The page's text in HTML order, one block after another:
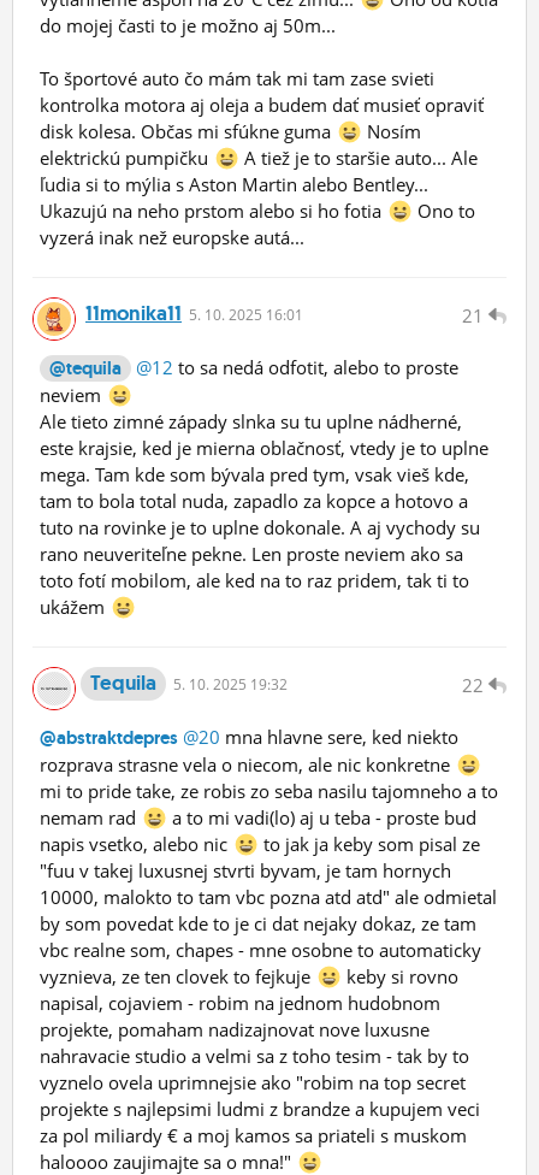
do mojej časti to je možno aj 50m...
To športové auto čo mám tak mi tam zase svieti
kontrolka motora aj oleja a budem dať musieť opraviť
disk kolesa. Občas mi sfúkne guma
Nosím
elektrickú pumpičku
A tiež je to staršie auto... Ale
ľudia si to mýlia s Aston Martin alebo Bentley...
Ukazujú na neho prstom alebo si ho fotia
Ono to
vyzerá inak než europske autá...
21
11monika11 5. 10. 2025 16:01
@tequila @12 to sa nedá odfotit, alebo to proste
neviem
Ale tieto zimné západy slnka su tu uplne nádherné,
este krajsie, ked je mierna oblačnosť, vtedy je to uplne
mega. Tam kde som bývala pred tym, vsak vieš kde,
tam to bola total nuda, zapadlo za kopce a hotovo a
tuto na rovinke je to uplne dokonale. A aj vychody su
rano neuveriteľne pekne. Len proste neviem ako sa
toto fotí mobilom, ale ked na to raz pridem, tak ti to
ukážem
22
Tequila 5. 10. 2025 19:32
@abstraktdepres @20 mna hlavne sere, ked niekto
rozprava strasne vela o niecom, ale nic konkretne
mi to pride take, ze robis zo seba nasilu tajomneho a to
nemam rad
a to mi vadi(lo) aj u teba - proste bud
napis vsetko, alebo nic
to jak ja keby som pisal ze
"fuu v takej luxusnej stvrti byvam, je tam hornych
10000, malokto to tam vbc pozna atd atd" ale odmietal
by som povedat kde to je ci dat nejaky dokaz, ze tam
vbc realne som, chapes - mne osobne to automaticky
vyznieva, ze ten clovek to fejkuje
keby si rovno
napisal, cojaviem - robim na jednom hudobnom
projekte, pomaham nadizajnovat nove luxusne
nahravacie studio a velmi sa z toho tesim - tak by to
vyznelo ovela uprimnejsie ako "robim na top secret
projekte s najlepsimi ludmi z brandze a kupujem veci
za pol miliardy € a moj kamos sa priateli s muskom
haloooo zaujimajte sa o mna!"